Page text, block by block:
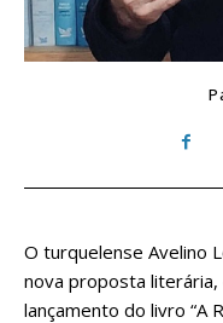
O turquelense Avelino
nova proposta
lançamento do livro “A